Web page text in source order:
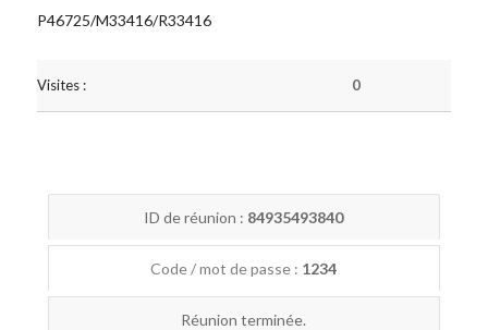
P46725/M33416/R33416
Visites : 0
ID de réunion : 84935493840
Code / mot de passe : 1234
Réunion terminée.